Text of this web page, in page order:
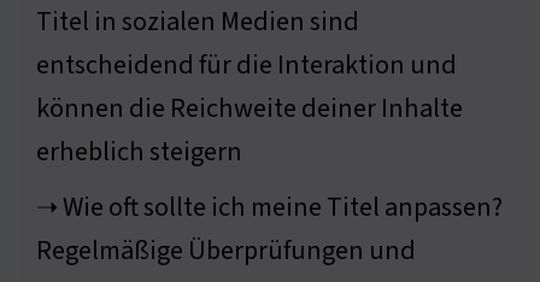
Titel in sozialen Medien sind
entscheidend für die Interaktion und
können die Reichweite deiner Inhalte
erheblich steigern
➝ Wie oft sollte ich meine Titel anpassen?
Regelmäßige Überprüfungen und